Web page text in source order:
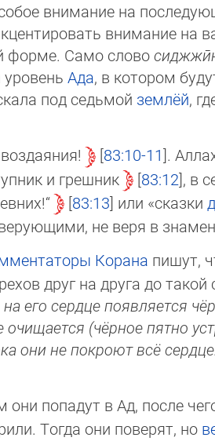
внимание на
внимание на
форме. Само слово
Ада, в котором
под седьмой землёй,
83:10-11 .
и грешник 83:12 , в
83:13 или «сказки
не веря в
Корана пишут,
друг на друга до
его сердце появляется
(чёрное пятно
они не покроют всё
попадут в Ад, после
Тогда они поверят, но